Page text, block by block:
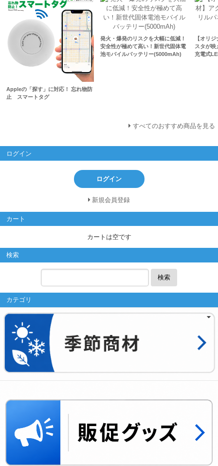
Appleの「探す」に対応！ 忘れ物防
止 スマートタグ
発火・爆発のリスクを大幅に低減！
安全性が極めて高い！新世代固体電
池モバイルバッテリー(5000mAh)
【オリ
スタが
充電式
すべてのおすすめ商品を見る
ログイン
ログイン
新規会員登録
カート
カートは空です
検索
検索
カテゴリ